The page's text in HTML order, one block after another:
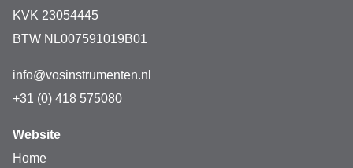
KVK 23054445
BTW NL007591019B01
info@vosinstrumenten.nl
+31 (0) 418 575080
Website
Home